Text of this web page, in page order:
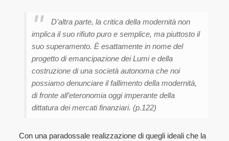
D’altra parte, la critica della modernità non
implica il suo rifiuto puro e semplice, ma piuttosto il
suo superamento. È esattamente in nome del
progetto di emancipazione dei Lumi e della
costruzione di una società autonoma che noi
possiamo denunciare il fallimento della modernità,
di fronte all’eteronomia oggi imperante della
dittatura dei mercati finanziari. (p.122)
Con una paradossale realizzazione di quegli ideali che la